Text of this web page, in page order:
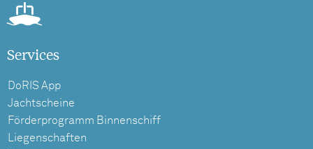
Services
DoRIS App
Jachtscheine
Förderprogramm Binnenschiff
Liegenschaften